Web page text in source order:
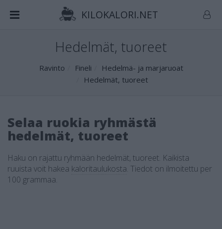
KILOKALORI.NET
Hedelmät, tuoreet
Ravinto Fineli
Hedelmä- ja marjaruoat
Hedelmät, tuoreet
Selaa ruokia ryhmästä
hedelmät, tuoreet
Haku on rajattu ryhmään hedelmät, tuoreet. Kaikista
ruuista voit hakea kaloritaulukosta. Tiedot on ilmoitettu per
100 grammaa.